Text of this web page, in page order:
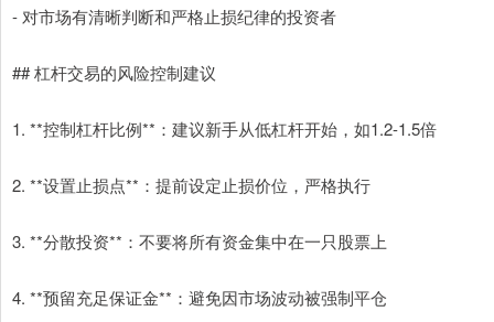
- 对市场有清晰判断和严格止损纪律的投资者
## 杠杆交易的风险控制建议
1. **控制杠杆比例**：建议新手从低杠杆开始，如1.2-1.5倍
2. **设置止损点**：提前设定止损价位，严格执行
3. **分散投资**：不要将所有资金集中在一只股票上
4. **预留充足保证金**：避免因市场波动被强制平仓